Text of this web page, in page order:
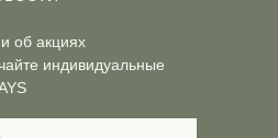
об акциях
индивидуальные